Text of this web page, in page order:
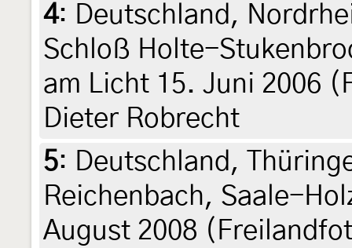
4: Deutschland,
Schloß Holte-
am Licht 15. Juni 2006
Dieter Robrecht
5: Deutschland,
Reichenbach, Saale-
August 2008